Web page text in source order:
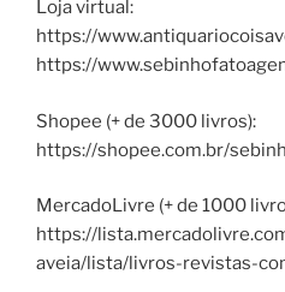
Loja virtual:
https://
https://
Shopee (+ de 3000 livros):
https://shopee.com.br/
MercadoLivre (+ de 1000
https://
aveia/lista/livros-revistas-